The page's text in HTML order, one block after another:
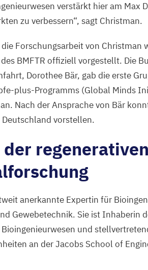
verstärkt hier am Max
zu verbessern“, sagt Christman.
Forschungsarbeit von Christman
BMFTR offiziell vorgestellt. Die
Dorothee Bär, gab die erste
plus-Programms (Global Minds
Nach der Ansprache von Bär
vorstellen.
anerkannte Expertin für
Gewebetechnik. Sie ist Inhaberin
und
an der Jacobs School of